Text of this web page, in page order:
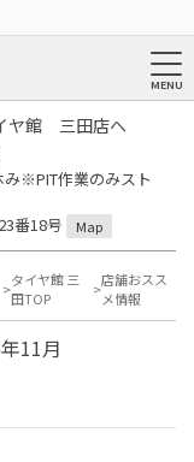
ヤ館 三田店へ
※PIT作業のみスト
番18号
Map
タイヤ館 三
田TOP
店舗おスス
メ情報
11月